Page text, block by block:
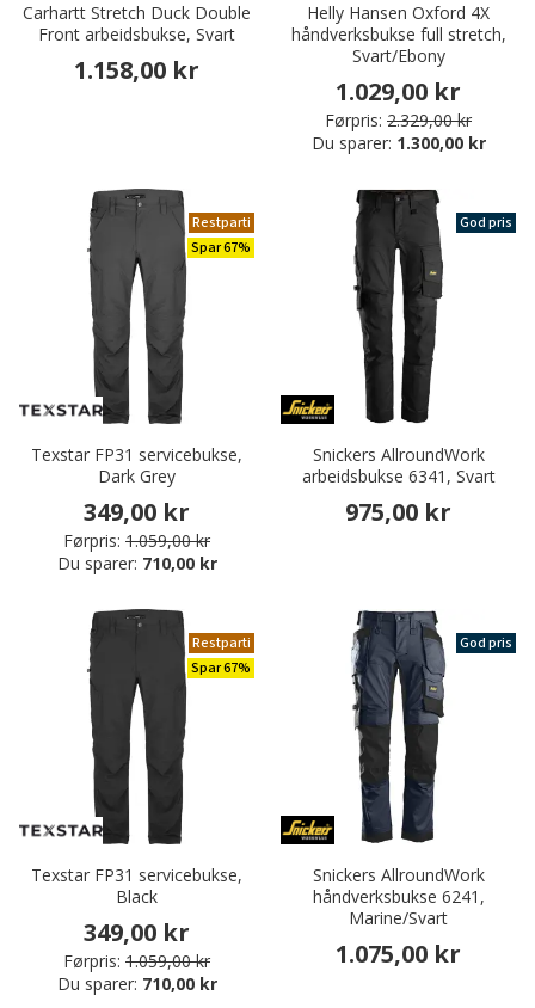
Carhartt Stretch Duck Double
Front arbeidsbukse, Svart
1.158,00 kr
Helly Hansen Oxford 4X
håndverksbukse full stretch,
Svart/Ebony
1.029,00 kr
Førpris: 2.329,00 kr
Du sparer: 1.300,00 kr
Restparti
Spar 67%
Texstar FP31 servicebukse,
Dark Grey
349,00 kr
Førpris: 1.059,00 kr
Du sparer: 710,00 kr
God pris
Snickers AllroundWork
arbeidsbukse 6341, Svart
975,00 kr
Restparti
Spar 67%
Texstar FP31 servicebukse,
Black
349,00 kr
Førpris: 1.059,00 kr
Du sparer: 710,00 kr
God pris
Snickers AllroundWork
håndverksbukse 6241,
Marine/Svart
1.075,00 kr